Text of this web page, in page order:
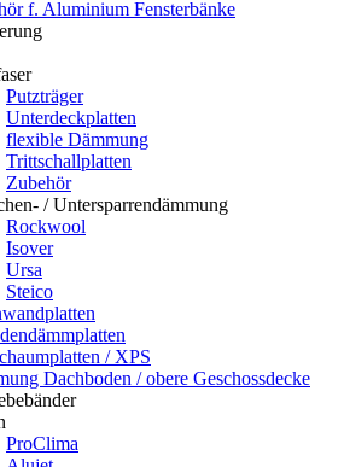
f. Aluminium Fensterbänke
Putzträger
Unterdeckplatten
flexible Dämmung
Trittschallplatten
Zubehör
/ Untersparrendämmung
Rockwool
Isover
Ursa
Steico
/ XPS
Dachboden / obere Geschossdecke
ProClima